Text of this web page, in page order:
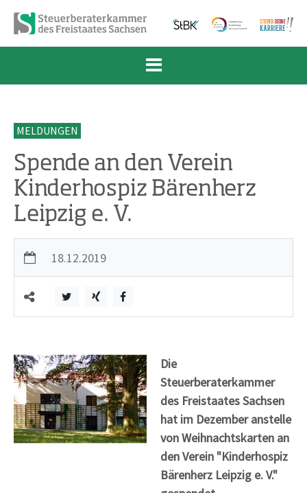
Zum Inhalt springen
Zur Navigation springen
Zum Fußbereich und Kontakt springen
MELDUNGEN
Spende an den Verein
Kinderhospiz Bärenherz
Leipzig e. V.
18.12.2019
Die
Steuerberaterkammer
des Freistaates Sachsen
hat im Dezember anstelle
von Weihnachtskarten an
den Verein "Kinderhospiz
Bärenherz Leipzig e. V."